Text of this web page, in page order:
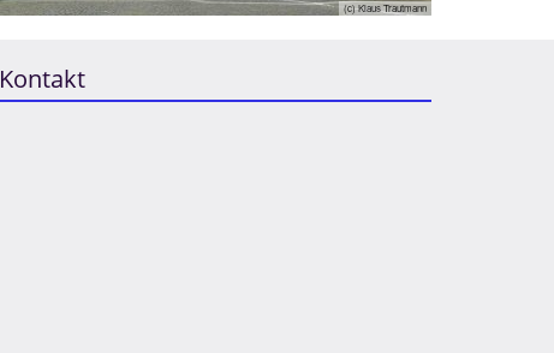
(c) Klaus Trautmann
Kontakt